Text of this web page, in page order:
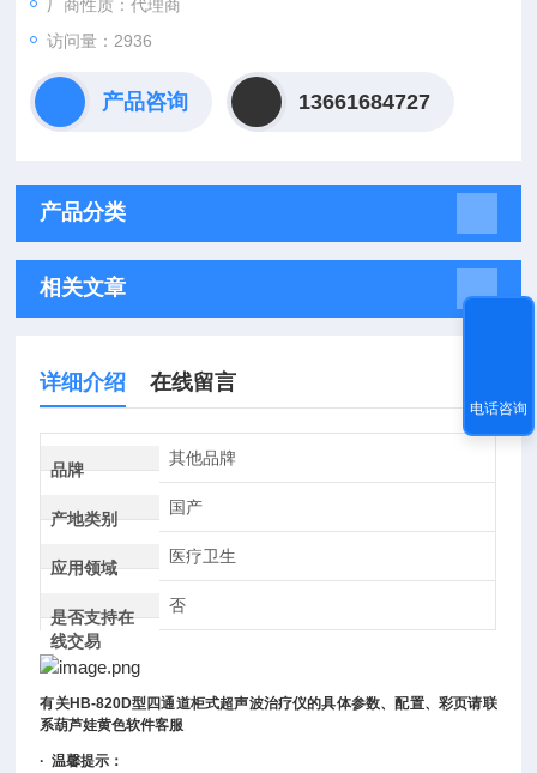
厂商性质：代理商
访问量：2936
产品咨询 13661684727
产品分类
相关文章
详细介绍 在线留言
品牌
其他品牌
产地类别
国产
应用领域
医疗卫生
是否支持在
线交易
否
有关HB-820D型四通道柜式超声波治疗仪的具体参数、配置、彩页请联
系葫芦娃黄色软件客服
·温馨提示：
电话咨询